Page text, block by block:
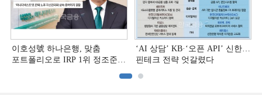
이호성號 하나은행, 맞춤
포트폴리오로 IRP 1위 정조준
‘AI 상담’ KB·‘오픈 API’ 신한…
핀테크 전략 엇갈렸다